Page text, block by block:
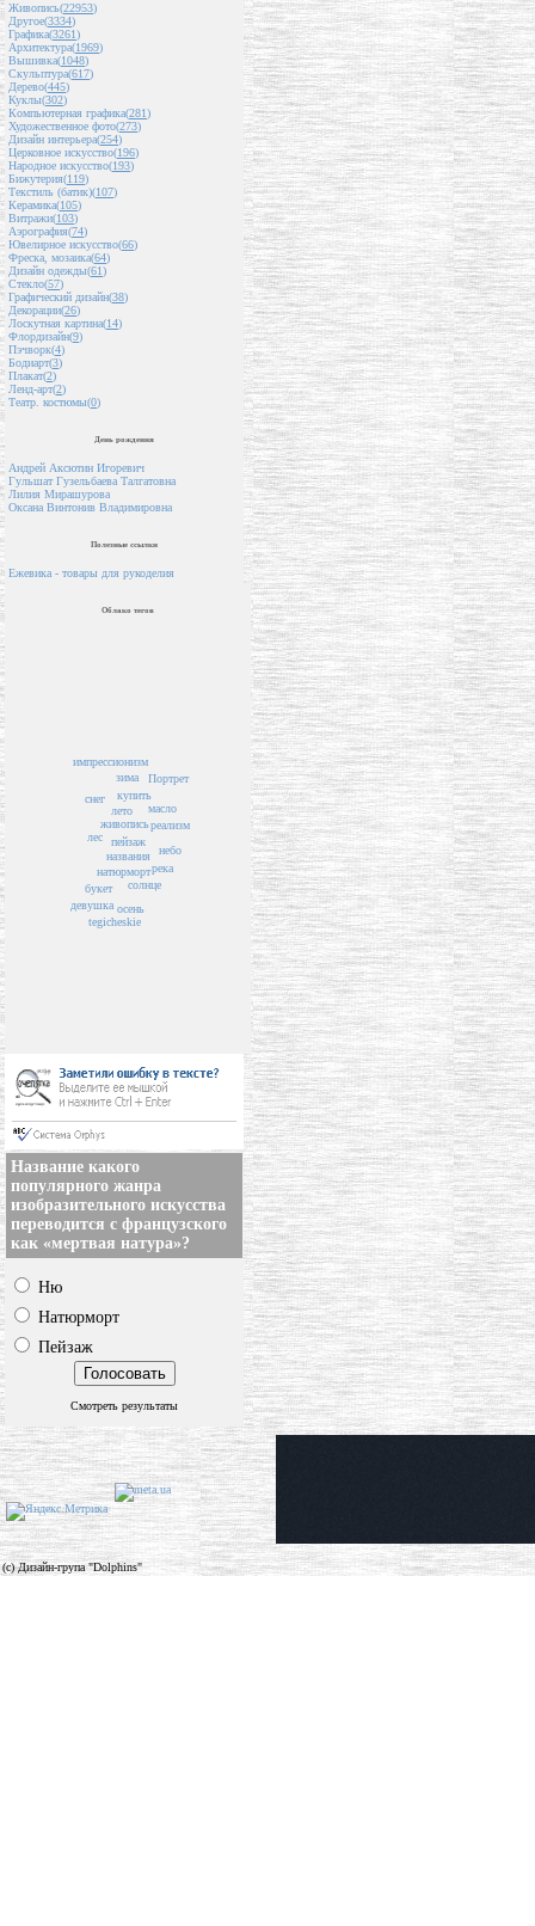
Живопись(22953)
Другое(3334)
Графика(3261)
Архитектура(1969)
Вышивка(1048)
Скульптура(617)
Дерево(445)
Куклы(302)
Компьютерная графика(281)
Художественное фото(273)
Дизайн интерьера(254)
Церковное искусство(196)
Народное искусство(193)
Бижутерия(119)
Текстиль (батик)(107)
Керамика(105)
Витражи(103)
Аэрография(74)
Ювелирное искусство(66)
Фреска, мозаика(64)
Дизайн одежды(61)
Стекло(57)
Графический дизайн(38)
Декорации(26)
Лоскутная картина(14)
Флордизайн(9)
Пэчворк(4)
Бодиарт(3)
Плакат(2)
Ленд-арт(2)
Театр. костюмы(0)
День рождения
Андрей Аксютин Игоревич
Гульшат Гузельбаева Талгатовна
Лилия Мирашурова
Оксана Винтонив Владимировна
Полезные ссылки
Ежевика - товары для рукоделия
Облако тегов
пейзаж
названия
живопись
лето
натюрморт
купить
солнце
лес
зима
осень
букет
масло
река
снег
tegicheskie
реализм
небо
импрессионизм
Портрет
девушка
Название какого
популярного жанра
изобразительного искусства
переводится с французского
как «мертвая натура»?
Ню
Натюрморт
Пейзаж
Смотреть результаты
(c) Дизайн-група "Dolphins"